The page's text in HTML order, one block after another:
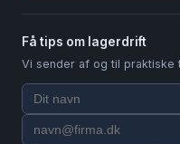
Få tips om lagerdrift
Vi sender af og til praktiske